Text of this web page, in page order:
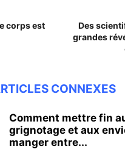
corps est
Des
grandes
CONNEXES
Comment mettre fin
grignotage et aux
manger entre...